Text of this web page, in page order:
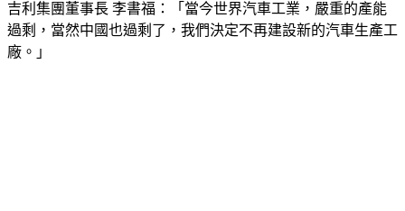
吉利集團董事長 李書福：「當今世界汽車工業，嚴重的產能
過剩，當然中國也過剩了，我們決定不再建設新的汽車生產工
廠。」